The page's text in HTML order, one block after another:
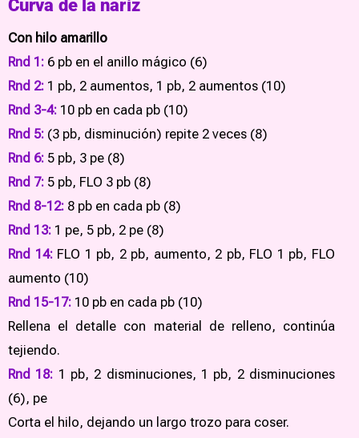
Curva de la nariz
Con hilo amarillo
Rnd 1: 6 pb en el anillo mágico (6)
Rnd 2: 1 pb, 2 aumentos, 1 pb, 2 aumentos (10)
Rnd 3-4: 10 pb en cada pb (10)
Rnd 5: (3 pb, disminución) repite 2 veces (8)
Rnd 6: 5 pb, 3 pe (8)
Rnd 7: 5 pb, FLO 3 pb (8)
Rnd 8-12: 8 pb en cada pb (8)
Rnd 13: 1 pe, 5 pb, 2 pe (8)
Rnd 14:FLO 1 pb, 2 pb, aumento, 2 pb, FLO 1 pb, FLO
aumento (10)
Rnd 15-17: 10 pb en cada pb (10)
Rellena el detalle con material de relleno, continúa
tejiendo.
Rnd 18: 1 pb, 2 disminuciones, 1 pb, 2 disminuciones
(6), pe
Corta el hilo, dejando un largo trozo para coser.